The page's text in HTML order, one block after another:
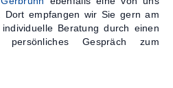
Dort empfangen wir Sie gern am
Beratung durch einen
Gespräch zum